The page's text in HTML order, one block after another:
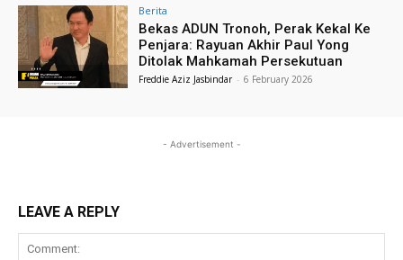
Berita
Bekas ADUN Tronoh, Perak Kekal Ke
Penjara: Rayuan Akhir Paul Yong
Ditolak Mahkamah Persekutuan
Freddie Aziz Jasbindar - 6 February 2026
- Advertisement -
LEAVE A REPLY